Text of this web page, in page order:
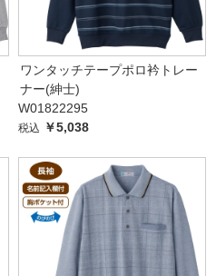
ワンタッチテープポロ衿トレー
ナー(紳士)
W01822295
税込 ￥5,038